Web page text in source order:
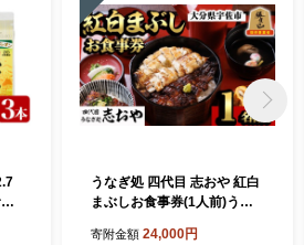
うなぎ処 四代目 志おや 紅白
まぶしお食事券(1人前)うな
焼き 白焼き うな重 ひつまぶ
寄附金額 24,000円